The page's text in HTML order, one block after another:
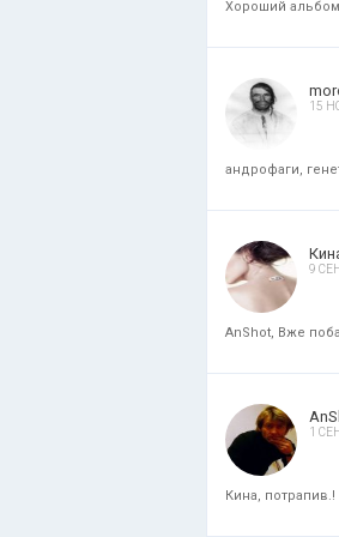
Хороший
15
андрофаги,
9
AnShot, Вже
1
Кина, потрапив.!